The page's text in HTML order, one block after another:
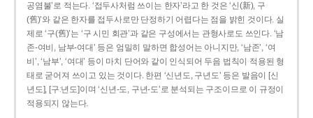
공염불’로 적는다. ‘접두사처럼 쓰이는 한자’라고 한 것은 ‘신(新), 구
(舊)’와 같은 한자를 접두사로만 단정하기 어렵다는 점을 밝힌 것이다. 실
제로 ‘구(舊)’는 ‘구 시민 회관’과 같은 구성에서는 관형사로도 쓰인다. ‘남
존­-여비, 남부-­여대’ 등은 엄밀히 말하면 합성어는 아니지만, ‘남존’, ‘여
비’, ‘남부’, ‘여대’ 등이 마치 단어와 같이 인식되어 두음 법칙이 적용된 형
태로 굳어져 쓰이고 있는 것이다. 한편 ‘신년도, 구년도’ 등은 발음이 [신
년도], [구ː년도]이며 ‘신년­-도, 구년-­도’로 분석되는 구조이므로 이 규정이
적용되지 않는다.